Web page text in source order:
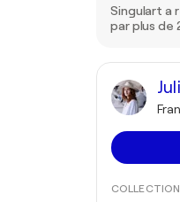
Singulart a
par plus de